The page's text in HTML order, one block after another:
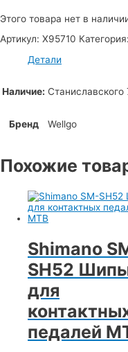
Этого товара нет в
Артикул: Х95710 Категория:
Детали
Наличие:
Бренд Wellgo
Похожие
Shimano
SH52
для
педалей